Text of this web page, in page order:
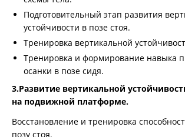
Подготовительный этап развития
устойчивости в позе стоя.
Тренировка вертикальной
Тренировка и формирование навыка
осанки в позе сидя.
3.Развитие вертикальной
на подвижной платформе.
Восстановление и тренировка
позу стоя.